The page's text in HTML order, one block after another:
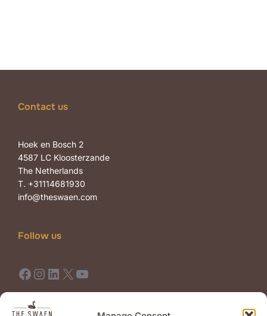
Contact us
Hoek en Bosch 2
4587 LC Kloosterzande
The Netherlands
T. +31114681930
info@theswaen.com
Follow us
Facebook Instagram LinkedIn X YouTube
Terms of Use
Terms of Sale